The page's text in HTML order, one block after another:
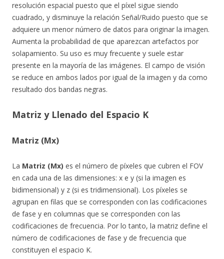
resolución espacial puesto que el píxel sigue siendo
cuadrado, y disminuye la relación Señal/Ruido puesto que se
adquiere un menor número de datos para originar la imagen.
Aumenta la probabilidad de que aparezcan artefactos por
solapamiento. Su uso es muy frecuente y suele estar
presente en la mayoría de las imágenes. El campo de visión
se reduce en ambos lados por igual de la imagen y da como
resultado dos bandas negras.
Matriz y Llenado del Espacio K
Matriz (Mx)
La Matriz (Mx) es el número de píxeles que cubren el FOV
en cada una de las dimensiones: x e y (si la imagen es
bidimensional) y z (si es tridimensional). Los píxeles se
agrupan en filas que se corresponden con las codificaciones
de fase y en columnas que se corresponden con las
codificaciones de frecuencia. Por lo tanto, la matriz define el
número de codificaciones de fase y de frecuencia que
constituyen el espacio K.